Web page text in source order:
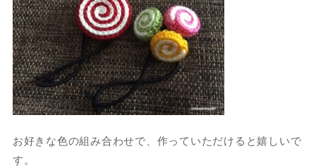
お好きな色の組み合わせで、作っていただけると嬉しいで
す。